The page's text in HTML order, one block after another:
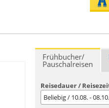
Frühbucher/
Pauschalreisen
Reisedauer /
Beliebig / 10.08. -